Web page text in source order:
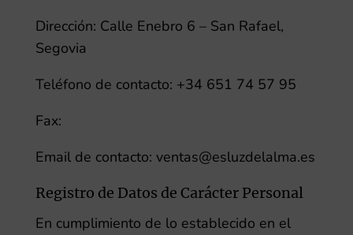
Dirección: Calle Enebro 6 – San Rafael,
Segovia
Teléfono de contacto: +34 651 74 57 95
Fax:
Email de contacto: ventas@esluzdelalma.es
Registro de Datos de Carácter Personal
En cumplimiento de lo establecido en el